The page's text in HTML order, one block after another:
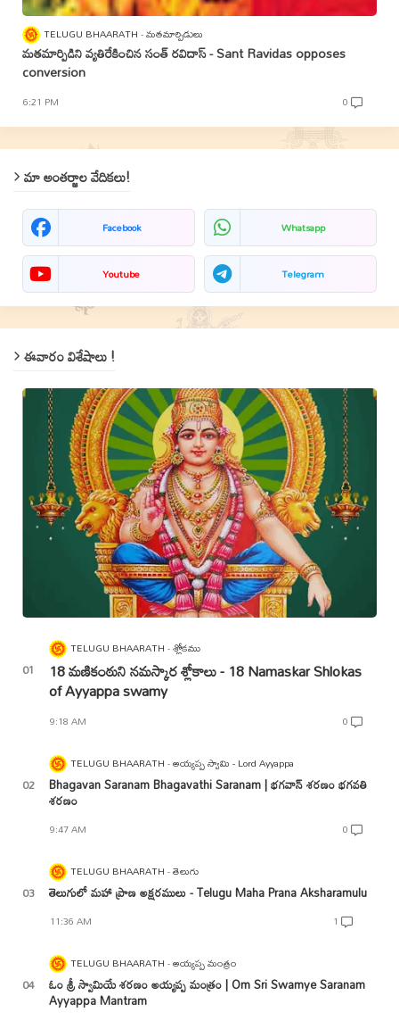
TELUGU BHAARATH మతమార్పిడులు
మతమార్పిడిని వ్యతిరేకించిన సంత్‌ రవిదాస్‌ - Sant Ravidas opposes
conversion
6:21 PM 0
మా అంతర్జాల వేదికలు!
Facebook Whatsapp
Youtube Telegram
ఈవారం విశేషాలు !
TELUGU BHAARATH శ్లోకము
18 మణికంఠుని నమస్కార శ్లోకాలు - 18 Namaskar Shlokas
of Ayyappa swamy
9:18 AM 0
TELUGU BHAARATH అయ్యప్ప స్వామి - Lord Ayyappa
Bhagavan Saranam Bhagavathi Saranam | భగవాన్ శరణం భగవతి
శరణం
9:47 AM 0
TELUGU BHAARATH తెలుగు
తెలుగులో మహా ప్రాణ అక్షరములు - Telugu Maha Prana Aksharamulu
11:36 AM 1
TELUGU BHAARATH అయ్యప్ప మంత్రం
ఓం శ్రీ స్వామియే శరణం అయ్యప్ప మంత్రం | Om Sri Swamye Saranam
Ayyappa Mantram